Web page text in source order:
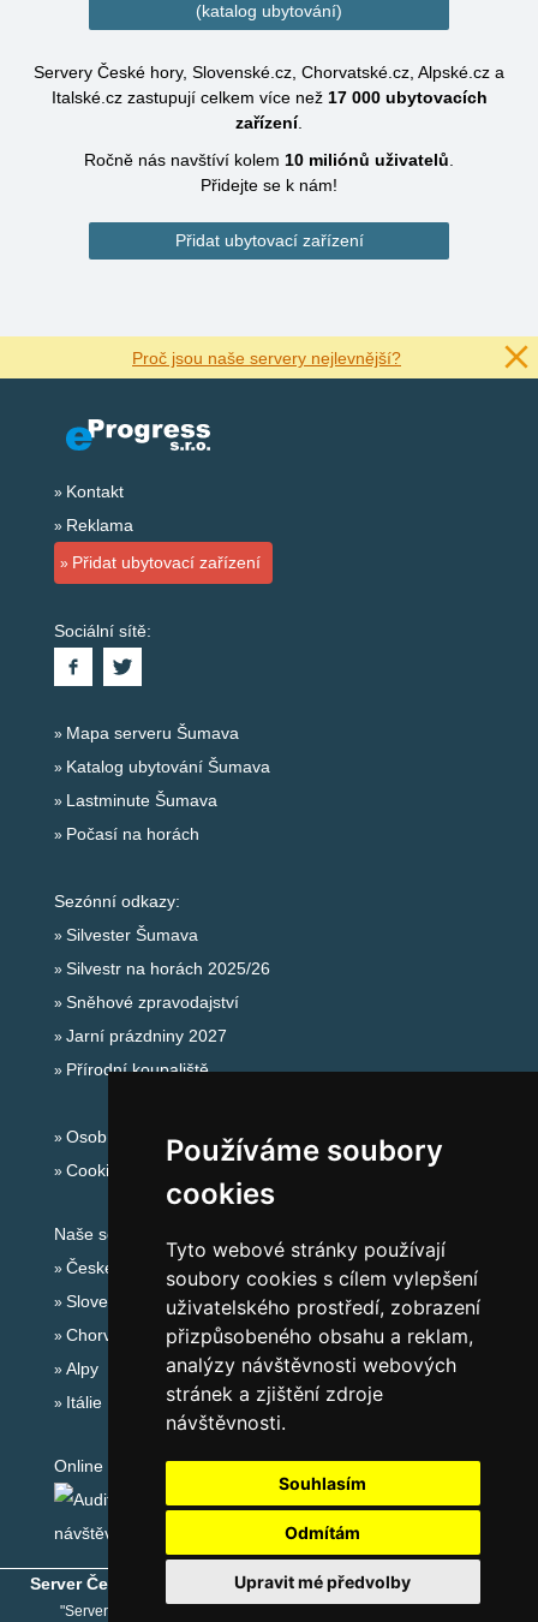
Používáme soubory
cookies
Tyto webové stránky používají
soubory cookies s cílem vylepšení
uživatelského prostředí, zobrazení
přizpůsobeného obsahu a reklam,
analýzy návštěvnosti webových
stránek a zjištění zdroje
návštěvnosti.
Souhlasím
Odmítám
Upravit mé předvolby
(katalog ubytování)
Servery České hory, Slovenské.cz, Chorvatské.cz, Alpské.cz a
Italské.cz zastupují celkem více než 17 000ubytovacích
zařízení.
Ročně nás navštíví kolem 10 miliónů uživatelů
Přidejte se k nám!
Přidat ubytovací zařízení
Proč jsou naše servery nejlevnější?
Kontakt
Reklama
Přidat ubytovací zařízení
Sociální sítě:
Mapa serveru Šumava
Katalog ubytování Šumava
Lastminute Šumava
Počasí na horách
Sezónní odkazy:
Silvester Šumava
Silvestr na horách 2025/26
Sněhové zpravodajství
Jarní prázdniny 2027
Přírodní koupaliště
Osobní údaje
Cookies
Naše servery:
České hory
Slovenské hory
Chorvatsko
Alpy
Itálie
Online audit:
Server České hory ® - Copyright © 1999-2026 eProgress s.r.o.
"Server České hory" je registrovaná obchodní známka společnosti